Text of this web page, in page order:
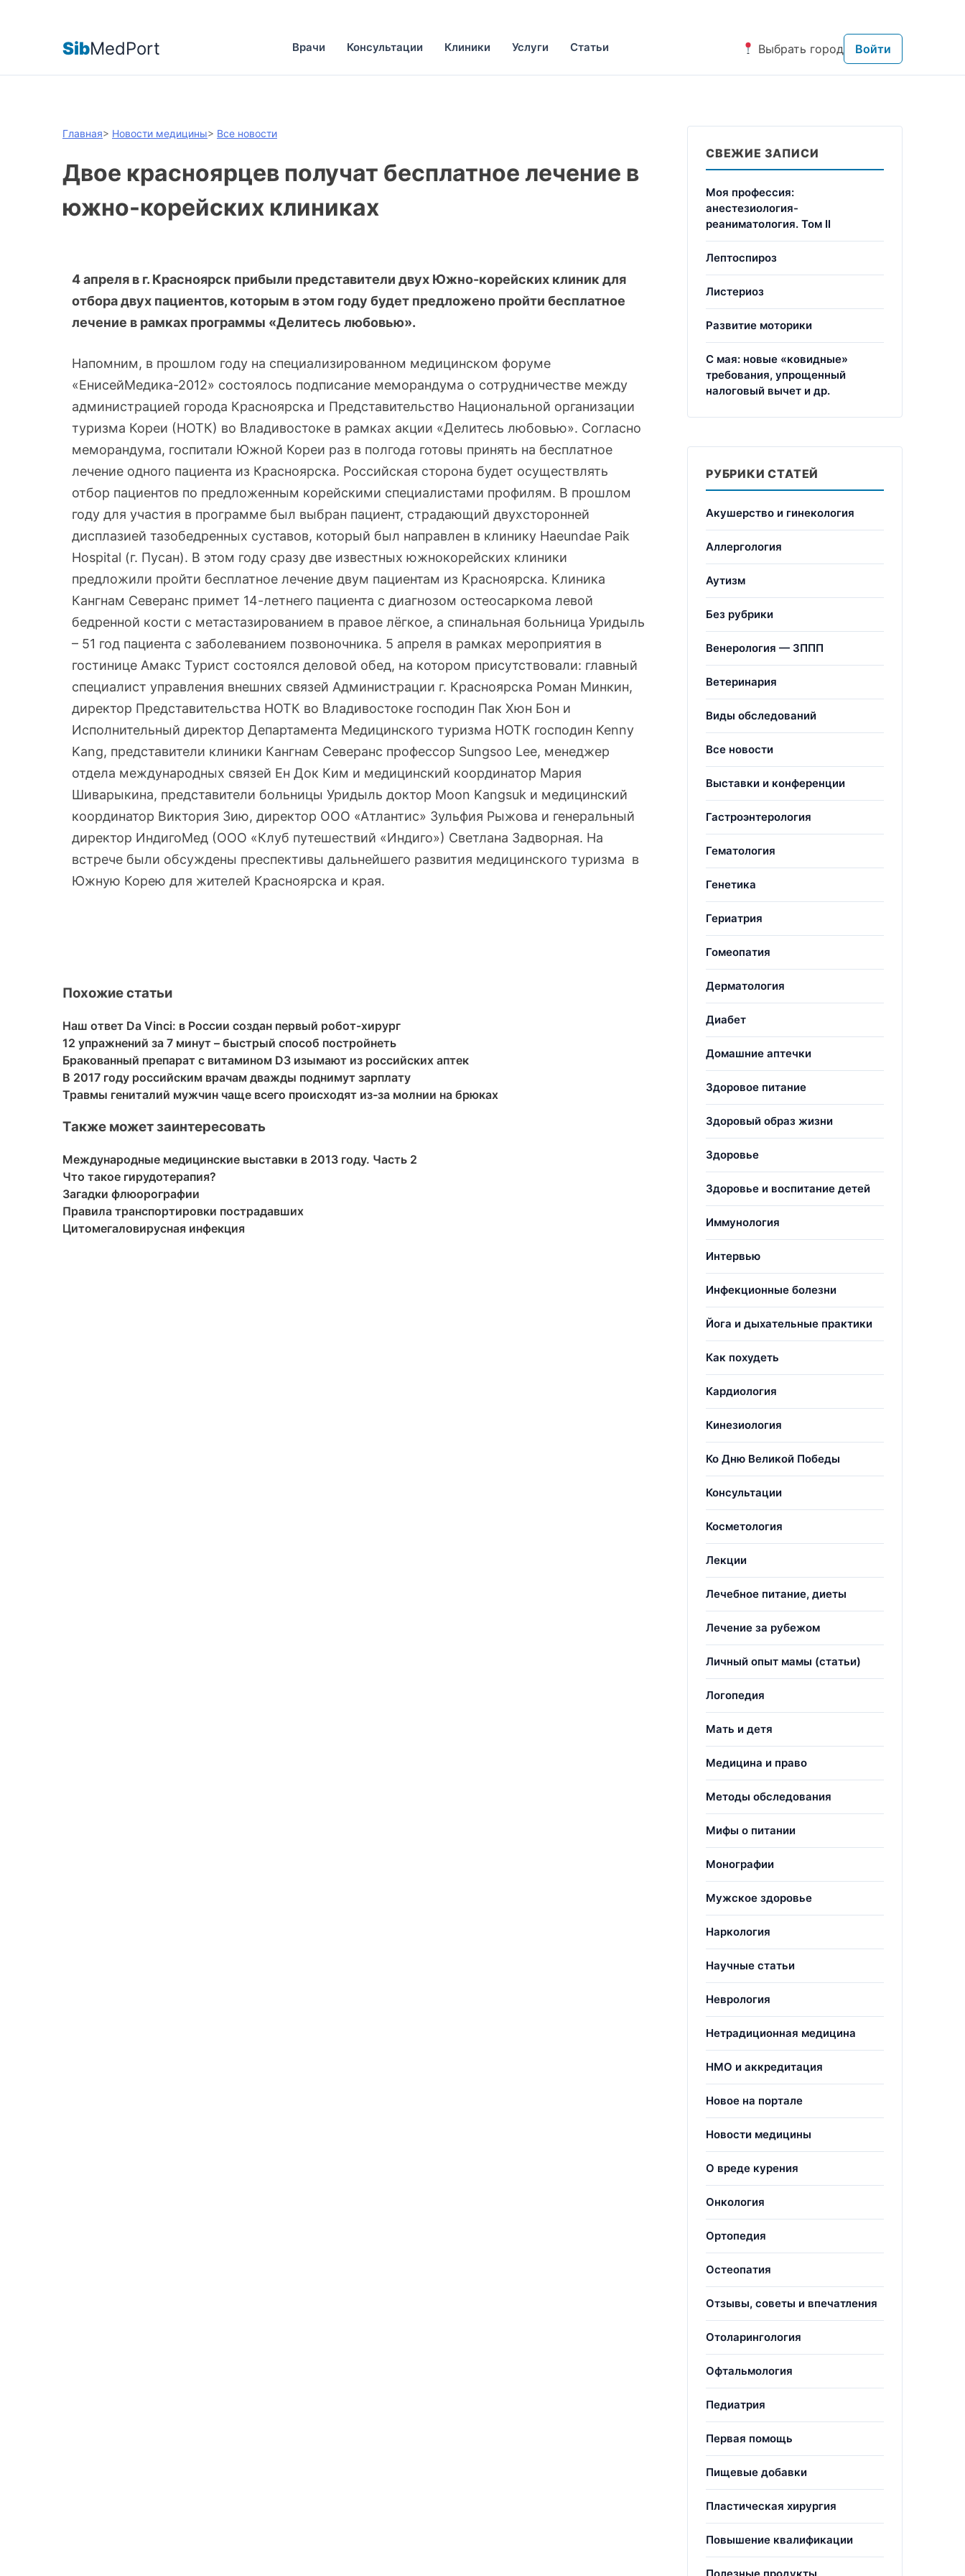
SibMedPort Врачи Консультации Клиники Услуги Статьи Выбрать город Войти
Главная> Новости медицины> Все новости
Двое красноярцев получат бесплатное лечение в
южно-корейских клиниках
4 апреля в г. Красноярск прибыли представители двух Южно-корейских клиник для
отбора двух пациентов, которым в этом году будет предложено пройти бесплатное
лечение в рамках программы «Делитесь любовью».
Напомним, в прошлом году на специализированном медицинском форуме
«ЕнисейМедика-2012» состоялось подписание меморандума о сотрудничестве между
администрацией города Красноярска и Представительство Национальной организации
туризма Кореи (НОТК) во Владивостоке в рамках акции «Делитесь любовью». Согласно
меморандума, госпитали Южной Кореи раз в полгода готовы принять на бесплатное
лечение одного пациента из Красноярска. Российская сторона будет осуществлять
отбор пациентов по предложенным корейскими специалистами профилям. В прошлом
году для участия в программе был выбран пациент, страдающий двухсторонней
дисплазией тазобедренных суставов, который был направлен в клинику Haeundae Paik
Hospital (г. Пусан). В этом году сразу две известных южнокорейских клиники
предложили пройти бесплатное лечение двум пациентам из Красноярска. Клиника
Кангнам Северанс примет 14-летнего пациента с диагнозом остеосаркома левой
бедренной кости с метастазированием в правое лёгкое, а спинальная больница Уридыль
– 51 год пациента с заболеванием позвоночника. 5 апреля в рамках мероприятия в
гостинице Амакс Турист состоялся деловой обед, на котором присутствовали: главный
специалист управления внешних связей Администрации г. Красноярска Роман Минкин,
директор Представительства НОТК во Владивостоке господин Пак Хюн Бон и
Исполнительный директор Департамента Медицинского туризма НОТК господин Kenny
Kang, представители клиники Кангнам Северанс профессор Sungsoo Lee, менеджер
отдела международных связей Ен Док Ким и медицинский координатор Мария
Шиварыкина, представители больницы Уридыль доктор Moon Kangsuk и медицинский
координатор Виктория Зию, директор ООО «Атлантис» Зульфия Рыжова и генеральный
директор ИндигоМед (ООО «Клуб путешествий «Индиго») Светлана Задворная. На
встрече были обсуждены преспективы дальнейшего развития медицинского туризма в
Южную Корею для жителей Красноярска и края.
Похожие статьи
Наш ответ Da Vinci: в России создан первый робот-хирург
12 упражнений за 7 минут – быстрый способ постройнеть
Бракованный препарат с витамином D3 изымают из российских аптек
В 2017 году российским врачам дважды поднимут зарплату
Травмы гениталий мужчин чаще всего происходят из-за молнии на брюках
Также может заинтересовать
Международные медицинские выставки в 2013 году. Часть 2
Что такое гирудотерапия?
Загадки флюорографии
Правила транспортировки пострадавших
Цитомегаловирусная инфекция
СВЕЖИЕ ЗАПИСИ
Моя профессия:
анестезиология-
реаниматология. Том II
Лептоспироз
Листериоз
Развитие моторики
С мая: новые «ковидные»
требования, упрощенный
налоговый вычет и др.
РУБРИКИ СТАТЕЙ
Акушерство и гинекология
Аллергология
Аутизм
Без рубрики
Венерология — ЗППП
Ветеринария
Виды обследований
Все новости
Выставки и конференции
Гастроэнтерология
Гематология
Генетика
Гериатрия
Гомеопатия
Дерматология
Диабет
Домашние аптечки
Здоровое питание
Здоровый образ жизни
Здоровье
Здоровье и воспитание детей
Иммунология
Интервью
Инфекционные болезни
Йога и дыхательные практики
Как похудеть
Кардиология
Кинезиология
Ко Дню Великой Победы
Консультации
Косметология
Лекции
Лечебное питание, диеты
Лечение за рубежом
Личный опыт мамы (статьи)
Логопедия
Мать и детя
Медицина и право
Методы обследования
Мифы о питании
Монографии
Мужское здоровье
Наркология
Научные статьи
Неврология
Нетрадиционная медицина
НМО и аккредитация
Новое на портале
Новости медицины
О вреде курения
Онкология
Ортопедия
Остеопатия
Отзывы, советы и впечатления
Отоларингология
Офтальмология
Педиатрия
Первая помощь
Пищевые добавки
Пластическая хирургия
Повышение квалификации